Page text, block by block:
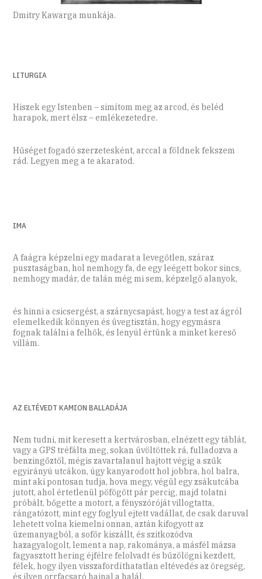
Dmitry Kawarga munkája.
LITURGIA
Hiszek egy Istenben – simítom meg az arcod, és beléd
harapok, mert élsz – emlékezetedre.
Hűséget fogadó szerzetesként, arccal a földnek fekszem
rád. Legyen meg a te akaratod.
IMA
A faágra képzelni egy madarat a levegőtlen, száraz
pusztaságban, hol nemhogy fa, de egy leégett bokor sincs,
nemhogy madár, de talán még mi sem, képzelgő alanyok,
és hinni a csicsergést, a szárnycsapást, hogy a test az ágról
elemelkedik könnyen és üvegtisztán, hogy egymásra
fognak találni a felhők, és lenyúl értünk a minket kereső
villám.
AZ ELTÉVEDT KAMION BALLADÁJA
Nem tudni, mit keresett a kertvárosban, elnézett egy táblát,
vagy a GPS tréfálta meg, sokan üvöltöttek rá, fulladozva a
benzingőztől, mégis zavartalanul hajtott végig a szűk
egyirányú utcákon, úgy kanyarodott hol jobbra, hol balra,
mint aki pontosan tudja, hova megy, végül egy zsákutcába
jutott, ahol értetlenül pöfögött pár percig, majd tolatni
próbált, bőgette a motort, a fényszóróját villogtatta,
rángatózott, mint egy foglyul ejtett vadállat, de csak daruval
lehetett volna kiemelni onnan, aztán kifogyott az
üzemanyagból, a sofőr kiszállt, és szitkozódva
hazagyalogolt, lement a nap, rakománya, a másfél mázsa
fagyasztott hering éjfélre felolvadt és bűzölögni kezdett,
félek, hogy ilyen visszafordíthatatlan eltévedés az öregség,
és ilyen orrfacsaró hajnal a halál.